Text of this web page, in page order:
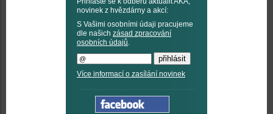
novinek z hvězdárny a akcí:
S Vašimi osobními údaji pracujeme
dle našich zásad zpracování
osobních údajů.
Více informací o zasílání novinek